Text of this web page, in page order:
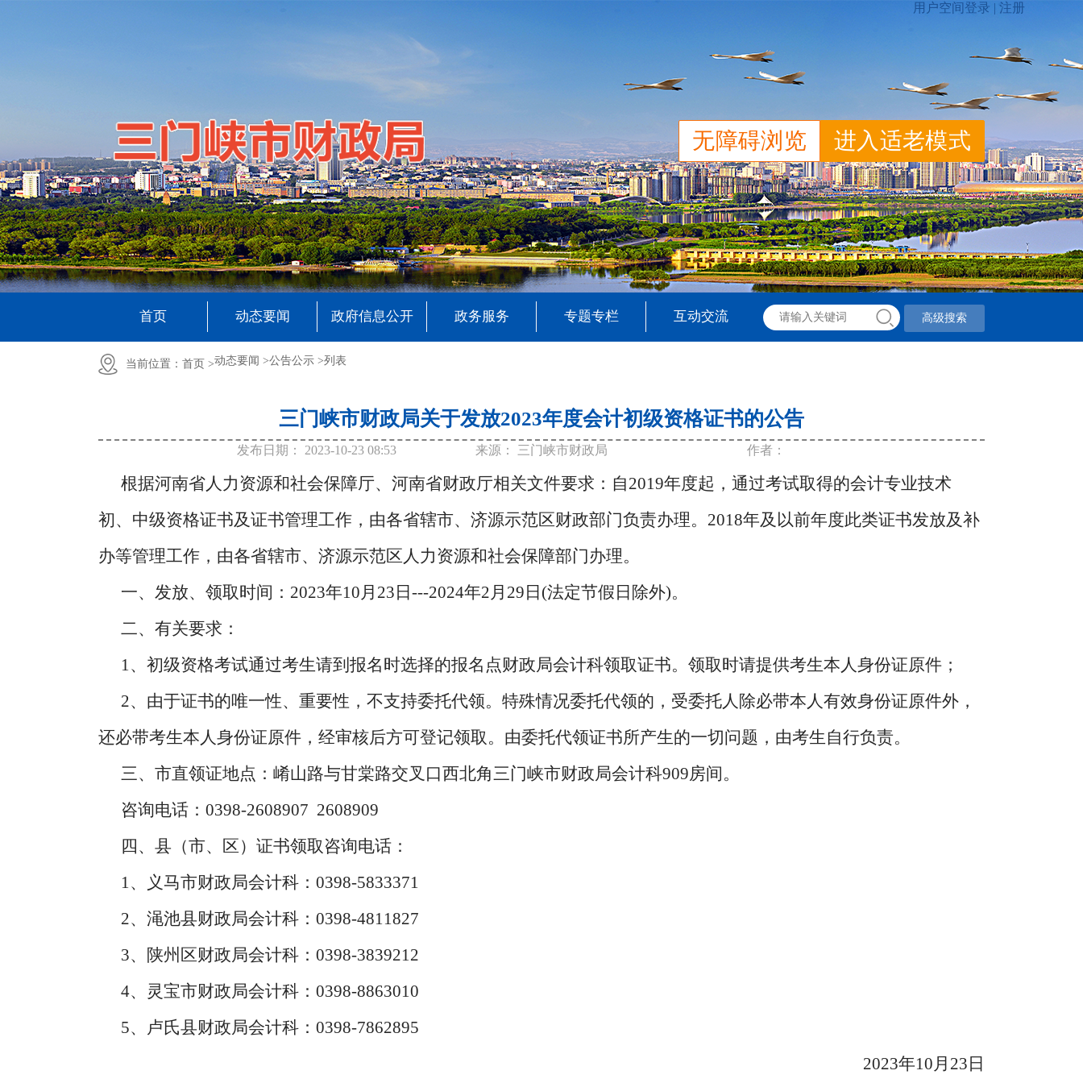
无障碍浏览 进入适老模式
首页 动态要闻 政府信息公开 政务服务 专题专栏 互动交流 高级搜索
当前位置： 首页 >动态要闻 >公告公示 >列表
三门峡市财政局关于发放2023年度会计初级资格证书的公告
发布日期： 2023-10-23 08:53 来源： 三门峡市财政局 作者：
根据河南省人力资源和社会保障厅、河南省财政厅相关文件要求：自2019年度起，通过考试取得的会计专业技术
初、中级资格证书及证书管理工作，由各省辖市、济源示范区财政部门负责办理。2018年及以前年度此类证书发放及补
办等管理工作，由各省辖市、济源示范区人力资源和社会保障部门办理。
一、发放、领取时间：2023年10月23日---2024年2月29日(法定节假日除外)。
二、有关要求：
1、初级资格考试通过考生请到报名时选择的报名点财政局会计科领取证书。领取时请提供考生本人身份证原件；
2、由于证书的唯一性、重要性，不支持委托代领。特殊情况委托代领的，受委托人除必带本人有效身份证原件外，
还必带考生本人身份证原件，经审核后方可登记领取。由委托代领证书所产生的一切问题，由考生自行负责。
三、市直领证地点：崤山路与甘棠路交叉口西北角三门峡市财政局会计科909房间。
咨询电话：0398-2608907 2608909
四、县（市、区）证书领取咨询电话：
1、义马市财政局会计科：0398-5833371
2、渑池县财政局会计科：0398-4811827
3、陕州区财政局会计科：0398-3839212
4、灵宝市财政局会计科：0398-8863010
5、卢氏县财政局会计科：0398-7862895
2023年10月23日